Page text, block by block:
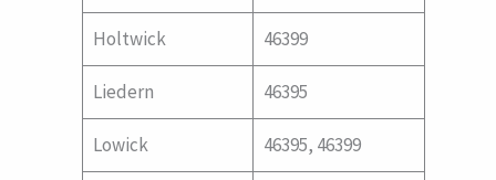
Holtwick 46399
Liedern 46395
Lowick 46395, 46399